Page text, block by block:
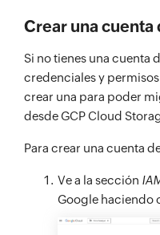
Crear una
Si no tienes una cuenta
credenciales y
crear una para poder
desde GCP Cloud
Para crear una cuenta
Ve a la sección
Google haciendo